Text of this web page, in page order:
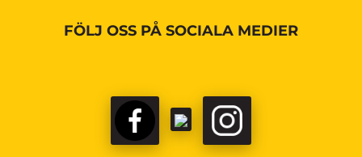
FÖLJ OSS PÅ SOCIALA MEDIER